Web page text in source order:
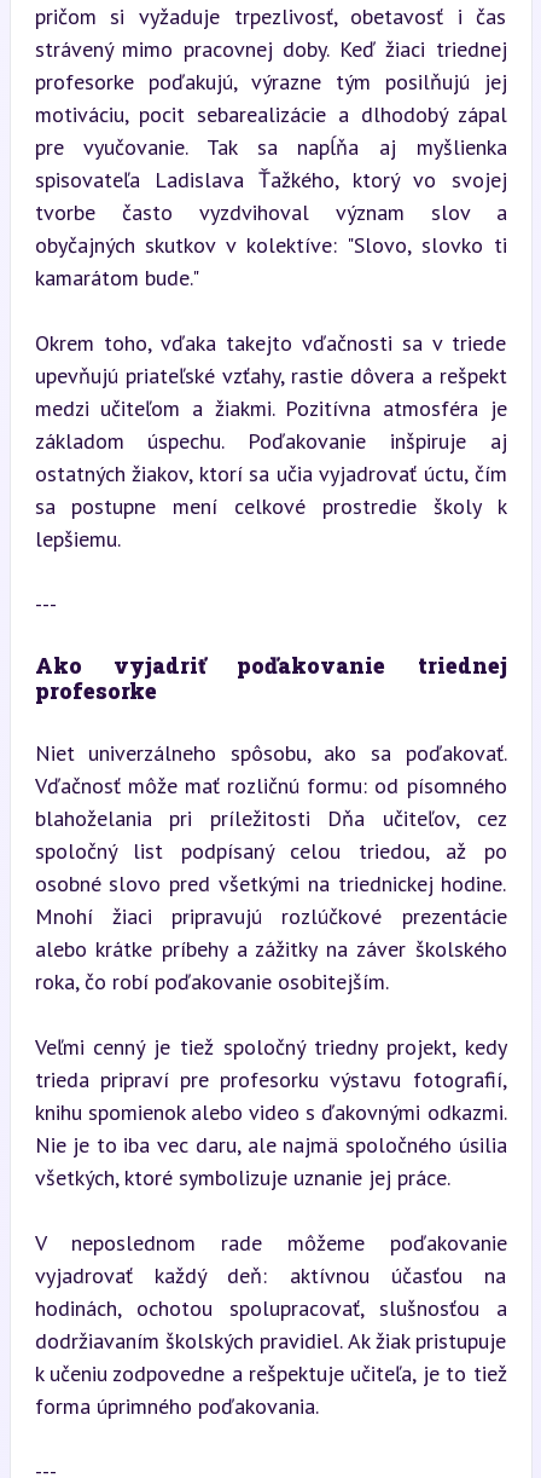
pričom si vyžaduje trpezlivosť, obetavosť i čas
strávený mimo pracovnej doby. Keď žiaci triednej
profesorke poďakujú, výrazne tým posilňujú jej
motiváciu, pocit sebarealizácie a dlhodobý zápal
pre vyučovanie. Tak sa napĺňa aj myšlienka
spisovateľa Ladislava Ťažkého, ktorý vo svojej
tvorbe často vyzdvihoval význam slov a
obyčajných skutkov v kolektíve: "Slovo, slovko ti
kamarátom bude."
Okrem toho, vďaka takejto vďačnosti sa v triede
upevňujú priateľské vzťahy, rastie dôvera a rešpekt
medzi učiteľom a žiakmi. Pozitívna atmosféra je
základom úspechu. Poďakovanie inšpiruje aj
ostatných žiakov, ktorí sa učia vyjadrovať úctu, čím
sa postupne mení celkové prostredie školy k
lepšiemu.
---
Ako vyjadriť poďakovanie triednej
profesorke
Niet univerzálneho spôsobu, ako sa poďakovať.
Vďačnosť môže mať rozličnú formu: od písomného
blahoželania pri príležitosti Dňa učiteľov, cez
spoločný list podpísaný celou triedou, až po
osobné slovo pred všetkými na triednickej hodine.
Mnohí žiaci pripravujú rozlúčkové prezentácie
alebo krátke príbehy a zážitky na záver školského
roka, čo robí poďakovanie osobitejším.
Veľmi cenný je tiež spoločný triedny projekt, kedy
trieda pripraví pre profesorku výstavu fotografií,
knihu spomienok alebo video s ďakovnými odkazmi.
Nie je to iba vec daru, ale najmä spoločného úsilia
všetkých, ktoré symbolizuje uznanie jej práce.
V neposlednom rade môžeme poďakovanie
vyjadrovať každý deň: aktívnou účasťou na
hodinách, ochotou spolupracovať, slušnosťou a
dodržiavaním školských pravidiel. Ak žiak pristupuje
k učeniu zodpovedne a rešpektuje učiteľa, je to tiež
forma úprimného poďakovania.
---